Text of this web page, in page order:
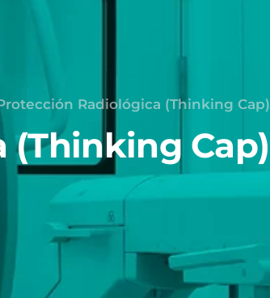
Radiológica (Thinking Cap)
(Thinking Cap)